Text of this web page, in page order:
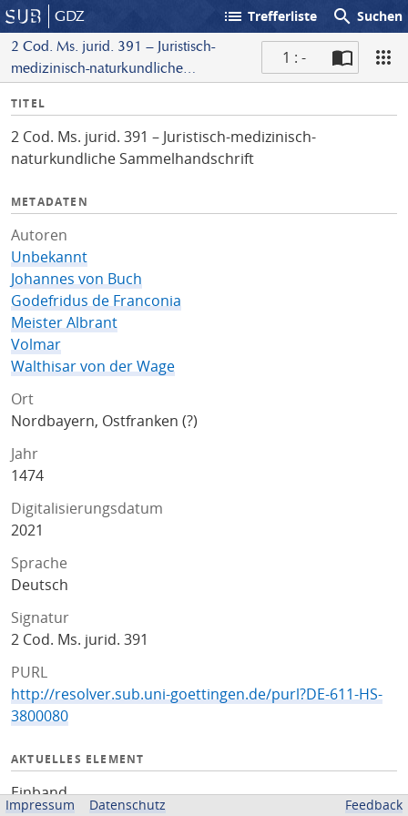
GDZ list Trefferliste search Suchen
2 Cod. Ms. jurid. 391 – Juristisch-
medizinisch-naturkundliche
1 : -
I
f
o
TITEL
2 Cod. Ms. jurid. 391 – Juristisch-medizinisch-
naturkundliche Sammelhandschrift
METADATEN
Autoren
Unbekannt
Johannes von Buch
Godefridus de Franconia
Meister Albrant
Volmar
Walthisar von der Wage
Ort
Nordbayern, Ostfranken (?)
Jahr
1474
Digitalisierungsdatum
2021
Sprache
Deutsch
Signatur
2 Cod. Ms. jurid. 391
PURL
http://resolver.sub.uni-goettingen.de/purl?DE-611-HS-
3800080
AKTUELLES ELEMENT
Einband
Impressum Datenschutz Feedback